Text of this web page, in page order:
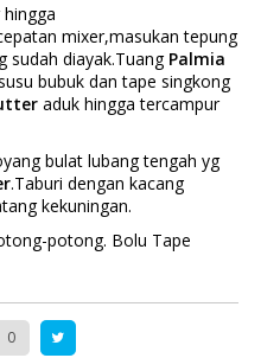
mixer,masukan tepung
sudah diayak.Tuang Palmia
bubuk dan tape singkong
aduk hingga tercampur
bulat lubang tengah yg
.Taburi dengan kacang
kekuningan.
potong. Bolu Tape
0